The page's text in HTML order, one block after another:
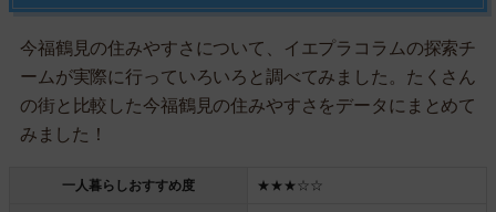
今福鶴見の住みやすさについて、イエプラコラムの探索チ
ームが実際に行っていろいろと調べてみました。たくさん
の街と比較した今福鶴見の住みやすさをデータにまとめて
みました！
一人暮らしおすすめ度 ★★★☆☆